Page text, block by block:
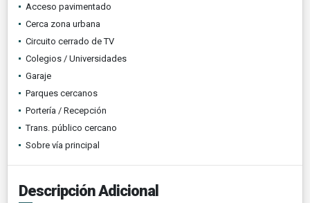
Acceso pavimentado
Cerca zona urbana
Circuito cerrado de TV
Colegios / Universidades
Garaje
Parques cercanos
Portería / Recepción
Trans. público cercano
Sobre vía principal
Descripción Adicional